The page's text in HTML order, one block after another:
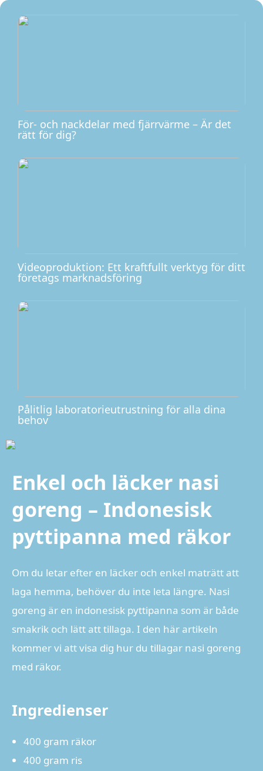
För- och nackdelar med fjärrvärme – Är det
rätt för dig?
Videoproduktion: Ett kraftfullt verktyg för ditt
företags marknadsföring
Pålitlig laboratorieutrustning för alla dina
behov
Enkel och läcker nasi
goreng – Indonesisk
pyttipanna med räkor
Om du letar efter en läcker och enkel maträtt att
laga hemma, behöver du inte leta längre. Nasi
goreng är en indonesisk pyttipanna som är både
smakrik och lätt att tillaga. I den här artikeln
kommer vi att visa dig hur du tillagar nasi goreng
med räkor.
Ingredienser
400 gram räkor
400 gram ris